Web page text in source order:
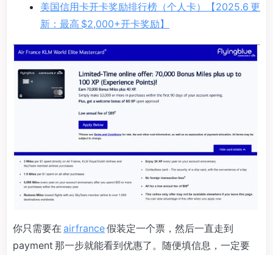
美国信用卡开卡奖励排行榜（个人卡）【2025.6 更
新：最高 $2,000+开卡奖励】
你只需要在 airfrance假装定一个票，然后一直走到
payment 那一步就能看到优惠了。随便填信息，一定要